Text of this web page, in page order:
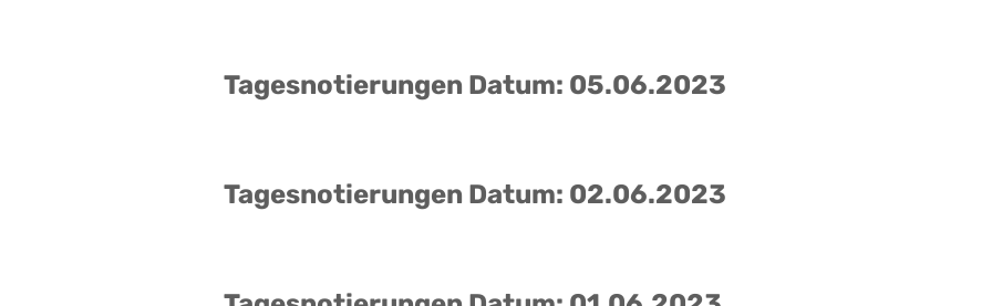
Tagesnotierungen Datum: 05.06.2023
Tagesnotierungen Datum: 02.06.2023